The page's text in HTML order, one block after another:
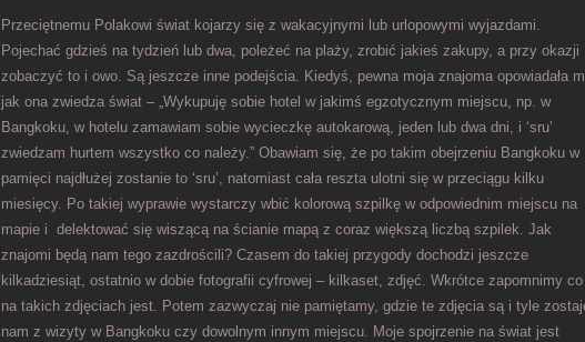
Przeciętnemu Polakowi świat kojarzy się z wakacyjnymi lub urlopowymi wyjazdami.
Pojechać gdzieś na tydzień lub dwa, poleżeć na plaży, zrobić jakieś zakupy, a przy okazji
zobaczyć to i owo. Są jeszcze inne podejścia. Kiedyś, pewna moja znajoma opowiadała
jak ona zwiedza świat – „Wykupuję sobie hotel w jakimś egzotycznym miejscu, np. w
Bangkoku, w hotelu zamawiam sobie wycieczkę autokarową, jeden lub dwa dni, i ‘sru’
zwiedzam hurtem wszystko co należy.” Obawiam się, że po takim obejrzeniu Bangkoku w
pamięci najdłużej zostanie to ‘sru’, natomiast cała reszta ulotni się w przeciągu kilku
miesięcy. Po takiej wyprawie wystarczy wbić kolorową szpilkę w odpowiednim miejscu na
mapie i delektować się wiszącą na ścianie mapą z coraz większą liczbą szpilek. Jak
znajomi będą nam tego zazdrościli? Czasem do takiej przygody dochodzi jeszcze
kilkadziesiąt, ostatnio w dobie fotografii cyfrowej – kilkaset, zdjęć. Wkrótce zapomnimy co
na takich zdjęciach jest. Potem zazwyczaj nie pamiętamy, gdzie te zdjęcia są i tyle
nam z wizyty w Bangkoku czy dowolnym innym miejscu. Moje spojrzenie na świat jest